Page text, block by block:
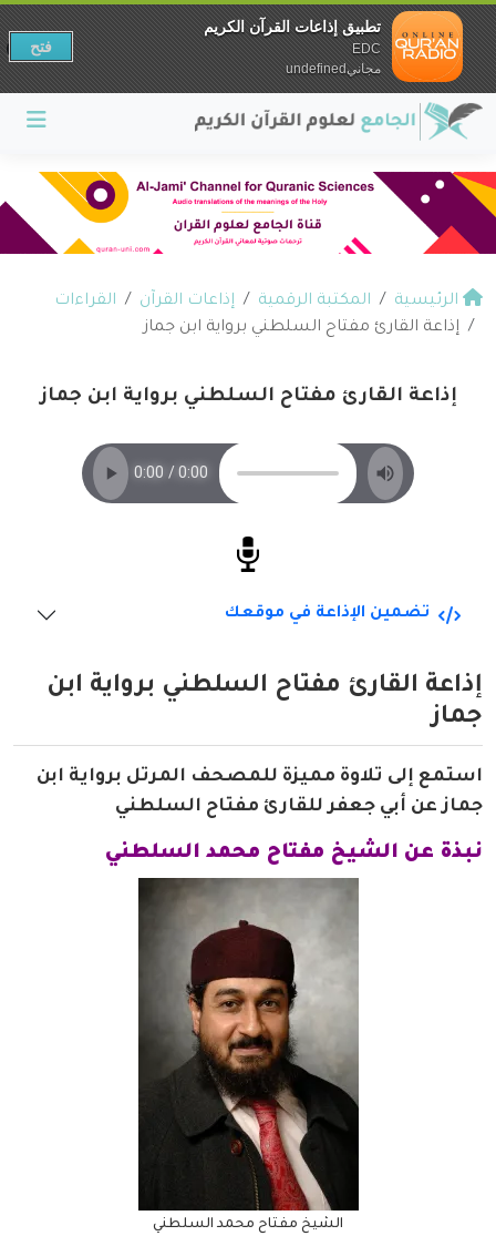
الرئيسية المكتبة الرقمية إذاعات القرآن
القراءات
إذاعة القارئ مفتاح السلطني برواية ابن جماز
إذاعة القارئ مفتاح السلطني برواية ابن جماز
تضمين الإذاعة في موقعك
إذاعة القارئ مفتاح السلطني برواية ابن
جماز
استمع إلى تلاوة مميزة للمصحف المرتل برواية ابن
جماز عن أبي جعفر للقارئ مفتاح السلطني
نبذة عن الشيخ مفتاح محمد السلطني
الشيخ مفتاح محمد السلطني
تطبيق إذاعات القرآن الكريم
EDC
مجانيundefined
فتح